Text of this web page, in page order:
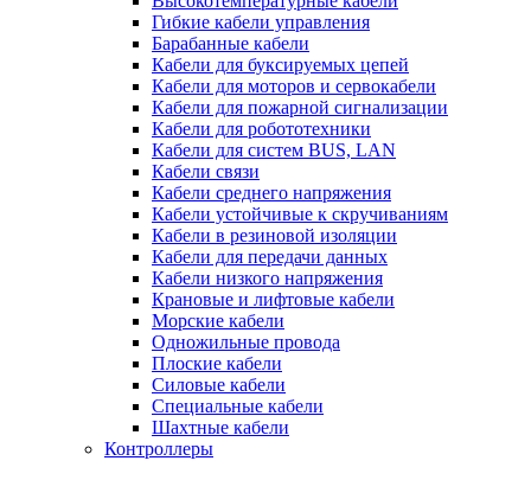
Гибкие кабели управления
Барабанные кабели
Кабели для буксируемых цепей
Кабели для моторов и сервокабели
Кабели для пожарной сигнализации
Кабели для робототехники
Кабели для систем BUS, LAN
Кабели связи
Кабели среднего напряжения
Кабели устойчивые к скручиваниям
Кабели в резиновой изоляции
Кабели для передачи данных
Кабели низкого напряжения
Крановые и лифтовые кабели
Морские кабели
Одножильные провода
Плоские кабели
Силовые кабели
Специальные кабели
Шахтные кабели
Контроллеры